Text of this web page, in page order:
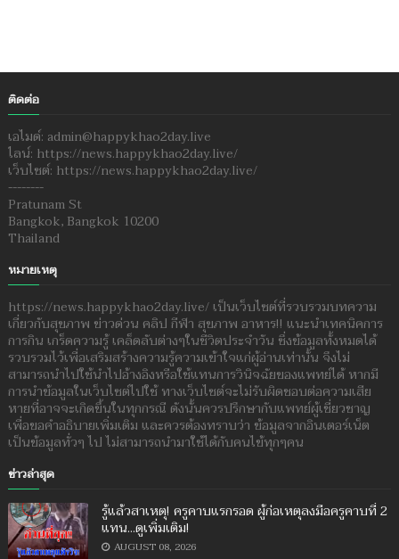
ติดต่อ
เอไมด์: admin@happykhao2day.live
ไลน์: https://news.happykhao2day.live/
เว็บไซต์: https://news.happykhao2day.live/
--------
Pratunam St
Bangkok, Bangkok 10200
Thailand
หมายเหตุ
https://news.happykhao2day.live/ เป็นเว็บไซต์ที่รวบรวมบทความ
เกี่ยวกับสุขภาพ ข่าวด่วน คลิป กีฬา สุขภาพ อาหาร!! แนะนำเทคนิคการ
การกิน เกร็ดความรู้ เคล็ดลับต่างๆในชีวิตประจำวัน ซึ่งข้อมูลทั้งหมดได้
รวบรวมไว้เพื่อเสริมสร้างความรู้ความเข้าใจแก่ผู้อ่านเท่านั้น จึงไม่
สามารถนำไปใช้นำไปอ้างอิงหรือใช้แทนการวินิจฉัยของแพทย์ได้ หากมี
การนำข้อมูลในเว็บไซต์ไปใช้ ทางเว็บไซต์จะไม่รับผิดชอบต่อความเสีย
หายที่อาจจะเกิดขึ้นในทุกกรณี ดังนั้นควรปรึกษากับแพทย์ผู้เชี่ยวชาญ
เพื่อขอคำอธิบายเพิ่มเติม และควรต้องทราบว่า ข้อมูลจากอินเตอร์เน็ต
เป็นข้อมูลทั่วๆ ไป ไม่สามารถนำมาใช้ได้กับคนไข้ทุกๆคน
ข่าวล่าสุด
รู้แล้วสาเหตุ! ครูคาบแรกรอด ผู้ก่อเหตุลงมือครูคาบที่ 2
แทน...ดูเพิ่มเติม!
AUGUST 08, 2026